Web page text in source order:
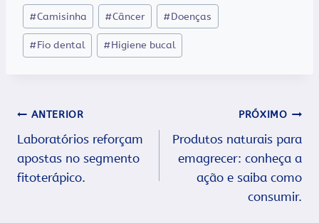
Tags
do
Post:
#Camisinha #Câncer #Doenças
#Fio dental #Higiene bucal
Navegação
de
Post
ANTERIOR
Laboratórios reforçam
apostas no segmento
fitoterápico.
PRÓXIMO
Produtos naturais para
emagrecer: conheça a
ação e saiba como
consumir.